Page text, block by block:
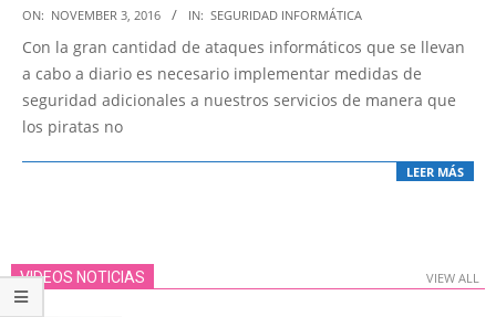
2016-
11-
03
ON: NOVEMBER 3, 2016 IN: SEGURIDAD INFORMÁTICA
Con la gran cantidad de ataques informáticos que se llevan
a cabo a diario es necesario implementar medidas de
seguridad adicionales a nuestros servicios de manera que
los piratas no
LEER MÁS
VIDEOS NOTICIAS VIEW ALL